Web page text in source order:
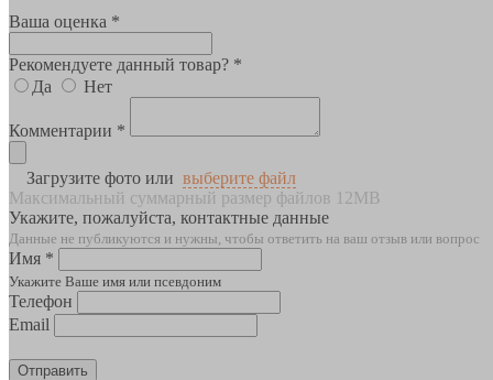
Ваша оценка *
Рекомендуете данный товар? *
Да
Нет
Комментарии *
Загрузите фото или выберите файл
Максимальный суммарный размер файлов 12MB
Укажите, пожалуйста, контактные данные
Данные не публикуются и нужны, чтобы ответить на ваш отзыв или вопрос
Имя *
Укажите Ваше имя или псевдоним
Телефон
Email
Отправить